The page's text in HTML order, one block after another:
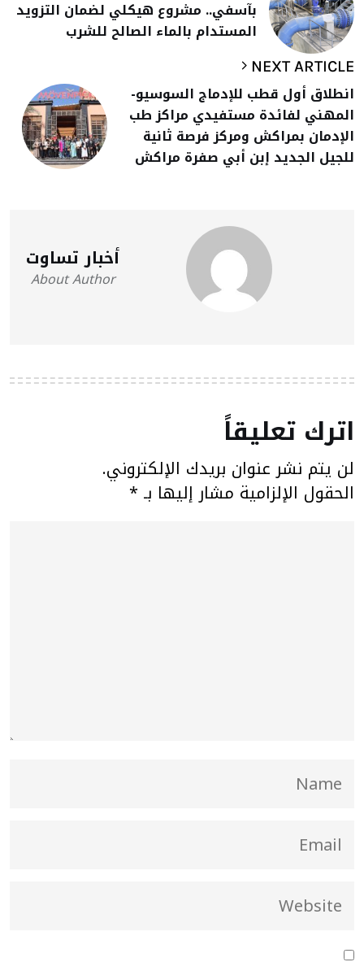
بآسفي.. مشروع هيكلي لضمان التزويد
المستدام بالماء الصالح للشرب
NEXT ARTICLE
انطلاق أول قطب للإدماج السوسيو-
المهني لفائدة مستفيدي مراكز طب
الإدمان بمراكش ومركز فرصة ثانية
للجيل الجديد إبن أبي صفرة مراكش
أخبار تساوت
About Author
اترك تعليقاً
لن يتم نشر عنوان بريدك الإلكتروني.
الحقول الإلزامية مشار إليها بـ *